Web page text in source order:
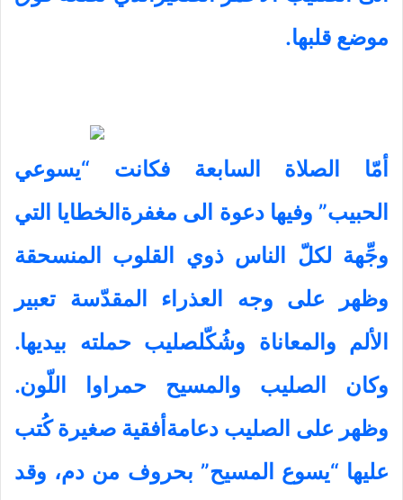
موضع قلبها.
أمّا
الصلاة السابعة فكانت “يسوعي
الحبيب” وفيها دعوة الى مغفرةالخطايا التي
وجِّهة لكلّ الناس ذوي القلوب المنسحقة
وظهر على وجه العذراء المقدّسة تعبير
الألم والمعاناة وشُكّلصليب حملته بيديها.
وكان الصليب والمسيح حمراوا اللّون.
وظهر على الصليب دعامةأفقية صغيرة كُتب
عليها “يسوع المسيح” بحروف من دم، وقد